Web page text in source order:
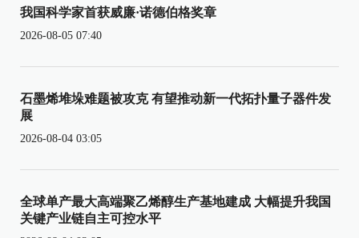
我国科学家首获威廉·诺德伯格奖章
2026-08-05 07:40
石墨烯堆垛难题被攻克 有望推动新一代拓扑量子器件发
展
2026-08-04 03:05
全球单产最大高端聚乙烯醇生产基地建成 大幅提升我国
关键产业链自主可控水平